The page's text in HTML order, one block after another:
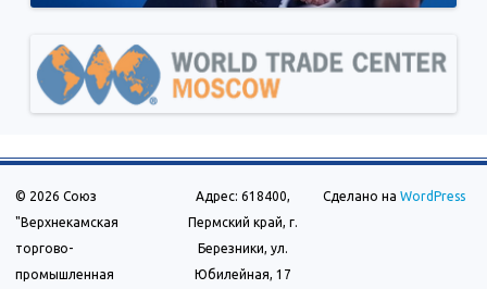
© 2026 Союз
"Верхнекамская
торгово-
промышленная
Адрес: 618400,
Пермский край, г.
Березники, ул.
Юбилейная, 17
Сделано на WordPress